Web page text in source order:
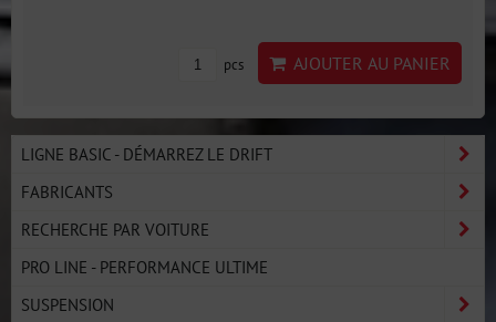
pcs AJOUTER AU PANIER
LIGNE BASIC - DÉMARREZ LE DRIFT
FABRICANTS
RECHERCHE PAR VOITURE
PRO LINE - PERFORMANCE ULTIME
SUSPENSION